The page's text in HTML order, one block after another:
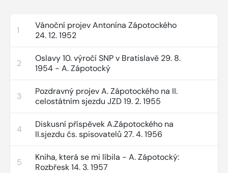
1
Vánoční projev Antonína Zápotockého
24. 12. 1952
2
Oslavy 10. výročí SNP v Bratislavě 29. 8.
1954 - A. Zápotocký
3
Pozdravný projev A. Zápotockého na II.
celostátním sjezdu JZD 19. 2. 1955
4
Diskusní příspěvek A.Zápotockého na
II.sjezdu čs. spisovatelů 27. 4. 1956
5
Kniha, která se mi líbila - A. Zápotocký:
Rozbřesk 14. 3. 1957